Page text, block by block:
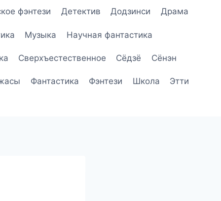
фэнтези Детектив Додзинси Драма
Музыка Научная фантастика
Сверхъестественное Сёдзё Сёнэн
Фантастика Фэнтези Школа Этти